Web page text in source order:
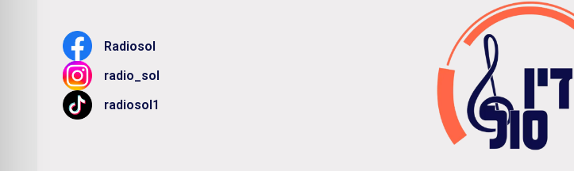
Radiosol
radio_sol
radiosol1